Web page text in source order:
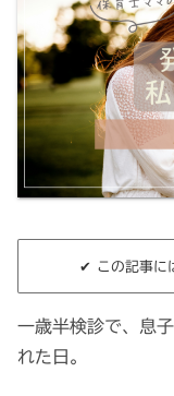
✔︎ この記事に
一歳半検診で、息
れた日。